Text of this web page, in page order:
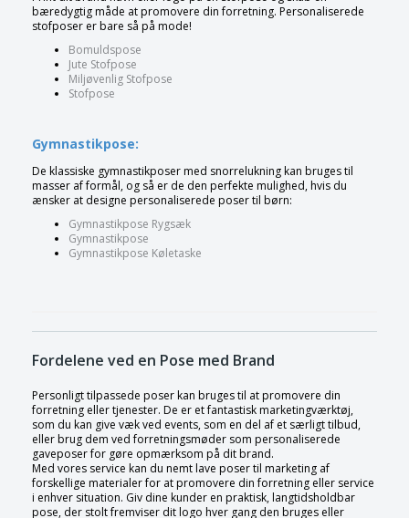
bæredygtig måde at promovere din forretning. Personaliserede
stofposer er bare så på mode!
Bomuldspose
Jute Stofpose
Miljøvenlig Stofpose
Stofpose
Gymnastikpose:
De klassiske gymnastikposer med snorrelukning kan bruges til
masser af formål, og så er de den perfekte mulighed, hvis du
ænsker at designe personaliserede poser til børn:
Gymnastikpose Rygsæk
Gymnastikpose
Gymnastikpose Køletaske
Fordelene ved en Pose med Brand
Personligt tilpassede poser kan bruges til at promovere din
forretning eller tjenester. De er et fantastisk marketingværktøj,
som du kan give væk ved events, som en del af et særligt tilbud,
eller brug dem ved forretningsmøder som personaliserede
gaveposer for gøre opmærksom på dit brand.
Med vores service kan du nemt lave poser til marketing af
forskellige materialer for at promovere din forretning eller service
i enhver situation. Giv dine kunder en praktisk, langtidsholdbar
pose, der stolt fremviser dit logo hver gang den bruges eller